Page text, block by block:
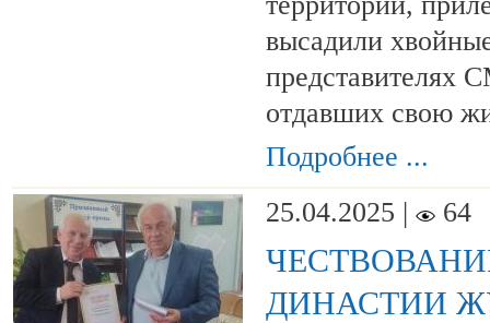
высадили
представителях
отдавших свою
Подробнее ...
25.04.2025 |
64
ДИНАСТИИ